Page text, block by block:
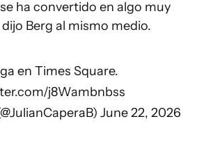
ha convertido en algo muy
Berg al mismo medio.
en Times Square.
j8Wambnbss
June 22, 2026